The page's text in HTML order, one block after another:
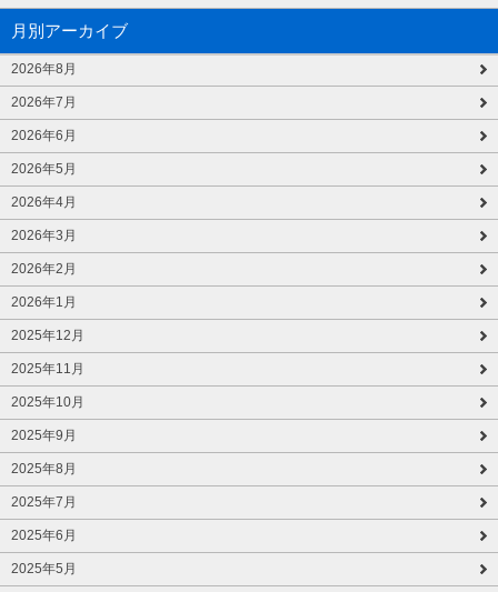
月別アーカイブ
2026年8月
2026年7月
2026年6月
2026年5月
2026年4月
2026年3月
2026年2月
2026年1月
2025年12月
2025年11月
2025年10月
2025年9月
2025年8月
2025年7月
2025年6月
2025年5月